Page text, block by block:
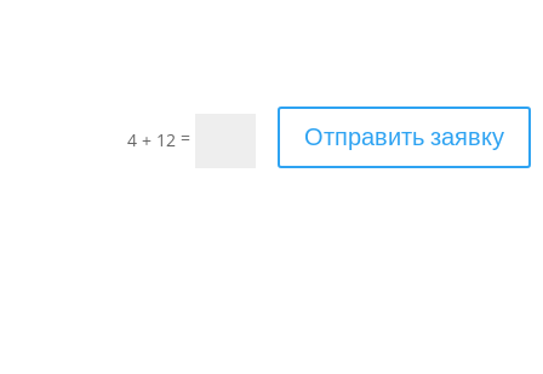
4 + 12 = Отправить заявку